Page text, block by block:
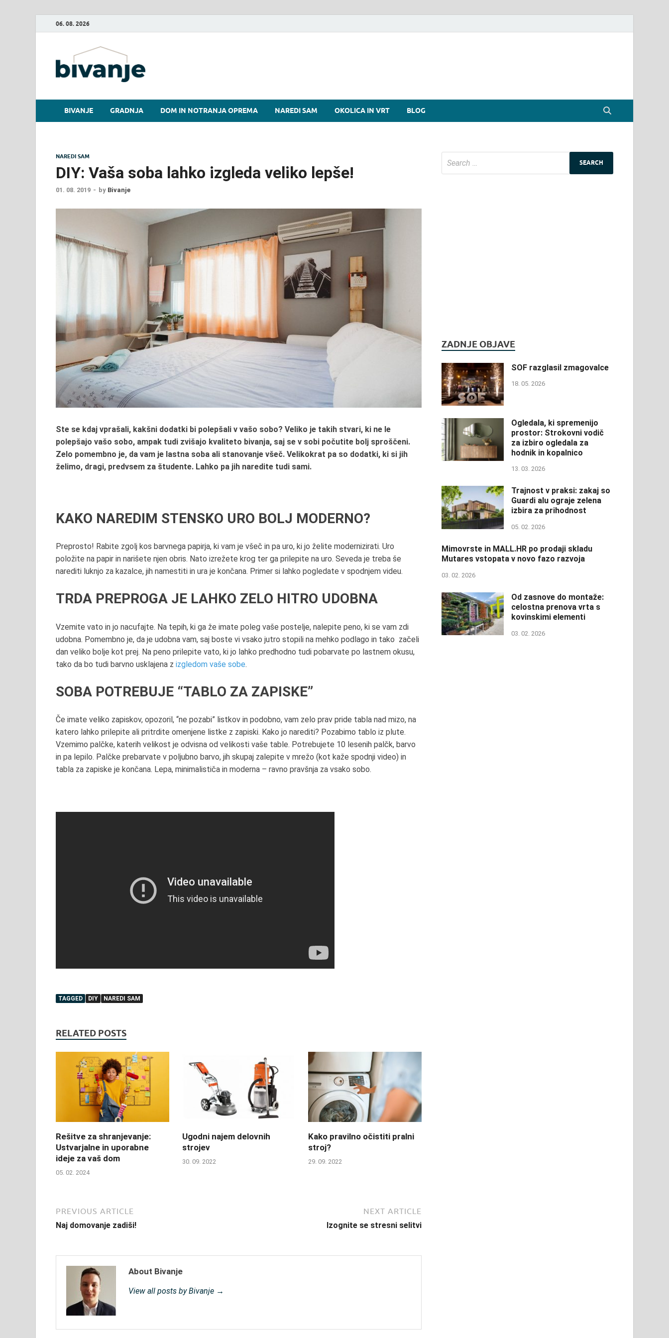
06. 08. 2026
BIVANJE GRADNJA DOM IN NOTRANJA OPREMA NAREDI SAM OKOLICA IN VRT BLOG
NAREDI SAM
DIY: Vaša soba lahko izgleda veliko lepše!
01. 08. 2019 - by Bivanje
Ste se kdaj vprašali, kakšni dodatki bi polepšali v vašo sobo? Veliko je takih stvari, ki ne le
polepšajo vašo sobo, ampak tudi zvišajo kvaliteto bivanja, saj se v sobi počutite bolj sproščeni.
Zelo pomembno je, da vam je lastna soba ali stanovanje všeč. Velikokrat pa so dodatki, ki si jih
želimo, dragi, predvsem za študente. Lahko pa jih naredite tudi sami.
KAKO NAREDIM STENSKO URO BOLJ MODERNO?
Preprosto! Rabite zgolj kos barvnega papirja, ki vam je všeč in pa uro, ki jo želite modernizirati. Uro
položite na papir in narišete njen obris. Nato izrežete krog ter ga prilepite na uro. Seveda je treba še
narediti luknjo za kazalce, jih namestiti in ura je končana. Primer si lahko pogledate v spodnjem videu.
TRDA PREPROGA JE LAHKO ZELO HITRO UDOBNA
Vzemite vato in jo nacufajte. Na tepih, ki ga že imate poleg vaše postelje, nalepite peno, ki se vam zdi
udobna. Pomembno je, da je udobna vam, saj boste vi vsako jutro stopili na mehko podlago in tako začeli
dan veliko bolje kot prej. Na peno prilepite vato, ki jo lahko predhodno tudi pobarvate po lastnem okusu,
tako da bo tudi barvno usklajena z izgledom vaše sobe.
SOBA POTREBUJE “TABLO ZA ZAPISKE”
Če imate veliko zapiskov, opozoril, “ne pozabi” listkov in podobno, vam zelo prav pride tabla nad mizo, na
katero lahko prilepite ali pritrdite omenjene listke z zapiski. Kako jo narediti? Pozabimo tablo iz plute.
Vzemimo palčke, katerih velikost je odvisna od velikosti vaše table. Potrebujete 10 lesenih palčk, barvo
in pa lepilo. Palčke prebarvate v poljubno barvo, jih skupaj zalepite v mrežo (kot kaže spodnji video) in
tabla za zapiske je končana. Lepa, minimalističa in moderna – ravno pravšnja za vsako sobo.
TAGGED DIY NAREDI SAM
RELATED POSTS
Rešitve za shranjevanje:
Ustvarjalne in uporabne
ideje za vaš dom
05. 02. 2024
Ugodni najem delovnih
strojev
30. 09. 2022
Kako pravilno očistiti pralni
stroj?
29. 09. 2022
PREVIOUS ARTICLE
Naj domovanje zadiši!
NEXT ARTICLE
Izognite se stresni selitvi
About Bivanje
View all posts by Bivanje →
ZADNJE OBJAVE
SOF razglasil zmagovalce
18. 05. 2026
Ogledala, ki spremenijo
prostor: Strokovni vodič
za izbiro ogledala za
hodnik in kopalnico
13. 03. 2026
Trajnost v praksi: zakaj so
Guardi alu ograje zelena
izbira za prihodnost
05. 02. 2026
Mimovrste in MALL.HR po prodaji skladu
Mutares vstopata v novo fazo razvoja
03. 02. 2026
Od zasnove do montaže:
celostna prenova vrta s
kovinskimi elementi
03. 02. 2026